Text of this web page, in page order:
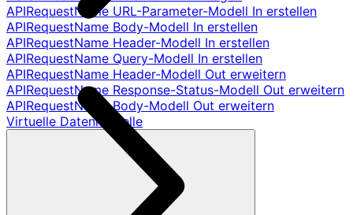
APIRequestName URL-Parameter-Modell In erstellen
APIRequestName Body-Modell In erstellen
APIRequestName Header-Modell In erstellen
APIRequestName Query-Modell In erstellen
APIRequestName Header-Modell Out erweitern
APIRequestName Response-Status-Modell Out erweitern
APIRequestName Body-Modell Out erweitern
Virtuelle Datenmodelle